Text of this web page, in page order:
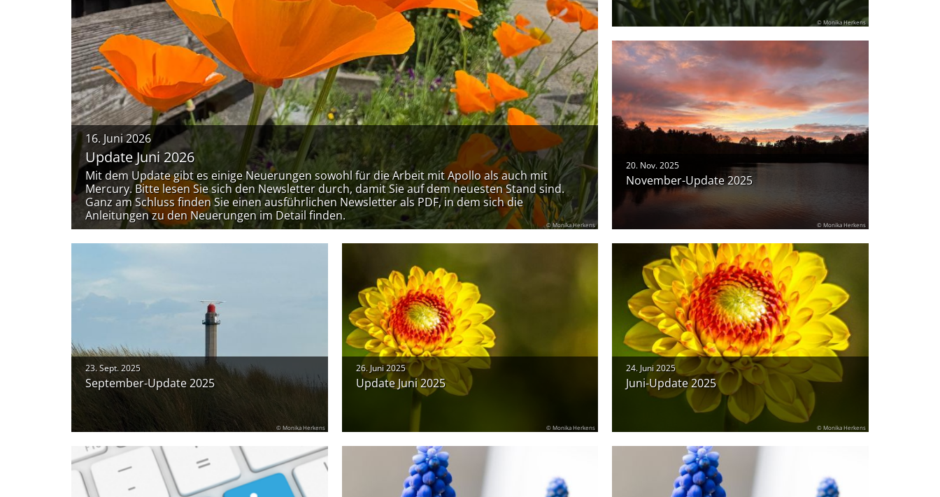
16. Juni 2026
Update Juni 2026
Mit dem Update gibt es einige Neuerungen sowohl für die Arbeit mit Apollo als auch mit
Mercury. Bitte lesen Sie sich den Newsletter durch, damit Sie auf dem neuesten Stand sind.
Ganz am Schluss finden Sie einen ausführlichen Newsletter als PDF, in dem sich die
Anleitungen zu den Neuerungen im Detail finden.
© Monika Herkens
© Monika Herkens
20. Nov. 2025
November-Update 2025
© Monika Herkens
23. Sept. 2025
September-Update 2025
© Monika Herkens
26. Juni 2025
Update Juni 2025
© Monika Herkens
24. Juni 2025
Juni-Update 2025
© Monika Herkens